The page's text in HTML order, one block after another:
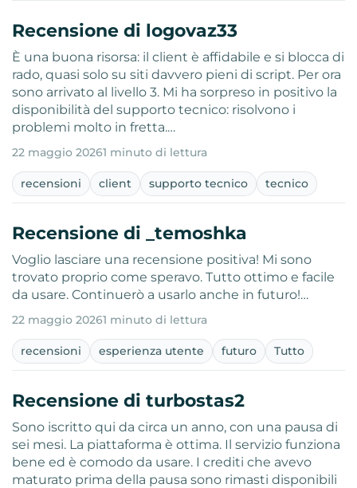
Recensione di logovaz33
È una buona risorsa: il client è affidabile e si blocca di
rado, quasi solo su siti davvero pieni di script. Per ora
sono arrivato al livello 3. Mi ha sorpreso in positivo la
disponibilità del supporto tecnico: risolvono i
problemi molto in fretta.…
22 maggio 20261 minuto di lettura
recensioni client supporto tecnico tecnico
Recensione di _temoshka
Voglio lasciare una recensione positiva! Mi sono
trovato proprio come speravo. Tutto ottimo e facile
da usare. Continuerò a usarlo anche in futuro!…
22 maggio 20261 minuto di lettura
recensioni esperienza utente futuro Tutto
Recensione di turbostas2
Sono iscritto qui da circa un anno, con una pausa di
sei mesi. La piattaforma è ottima. Il servizio funziona
bene ed è comodo da usare. I crediti che avevo
maturato prima della pausa sono rimasti disponibili